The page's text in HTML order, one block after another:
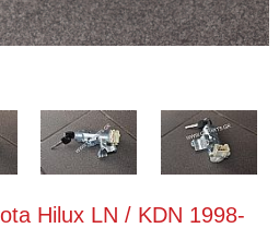
Hilux LN / KDN 1998-